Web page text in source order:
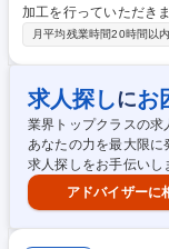
加工を行っていただき
盤加工となります。（
成に強みがあり、入社
成を支援しています。
基準のハイテク製品と
先端テクノロジー分野
業、クボタ、パナソニ
職種 新潟市【NC旋盤
員食堂有
月平均残業時間20時間以内
求人探しにお
業界トップクラスの求
あなたの力を最大限に
求人探しをお手伝いし
アドバイザーに